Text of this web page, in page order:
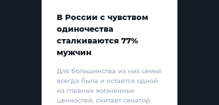
В России с чувством
одиночества
сталкиваются 77%
мужчин
Для большинства из них семья
всегда была и остаётся одной
из главных жизненных
ценностей, считает сенатор